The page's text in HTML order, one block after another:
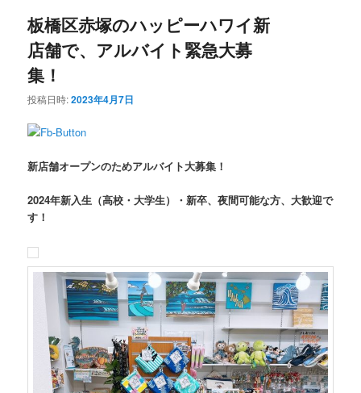
板橋区赤塚のハッピーハワイ新
店舗で、アルバイト緊急大募
集！
投稿日時:2023年4月7日
新店舗オープンのためアルバイト大募集！
2024年新入生（高校・大学生）・新卒、夜間可能な方、大歓迎で
す！